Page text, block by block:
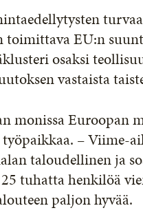
EU:n
osaksi
vastaista
monissa Euroopan
– Viime-
taloudellinen ja
tuhatta henkilöä
paljon hyvää.